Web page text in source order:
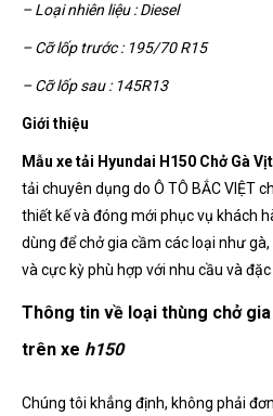
– Loại nhiên liệu : Diesel
– Cỡ lốp trước : 195/70 R15
– Cỡ lốp sau : 145R13
Giới thiệu
Mẫu xe tải Hyundai H150 Chở Gà
tải chuyên dụng do Ô TÔ BẮC VIỆT
thiết kế và đóng mới phục vụ khách
dùng để chở gia cầm các loại như
và cực kỳ phù hợp với nhu cầu và
Thông tin về loại thùng chở
trên xe h150
Chúng tôi khẳng định, không phải